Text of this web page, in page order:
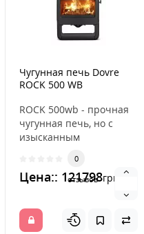
Чугунная печь Dovre
ROCK 500 WB
ROCK 500wb - прочная
чугунная печь, но с
изысканным
которая в то же время
облад..
0
отзывов
Цена:: 121798грн.